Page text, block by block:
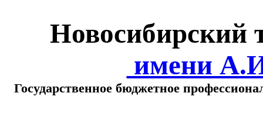
Новосибирский
имени
Государственное бюджетное